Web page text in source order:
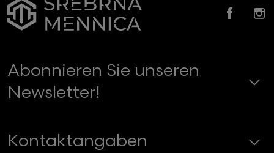
Abonnieren Sie unseren
Newsletter!
Kontaktangaben